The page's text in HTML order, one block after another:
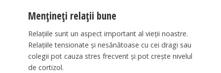
Mențineți relații bune
Relațiile sunt un aspect important al vieții noastre.
Relațiile tensionate și nesănătoase cu cei dragi sau
colegii pot cauza stres frecvent și pot crește nivelul
de cortizol.